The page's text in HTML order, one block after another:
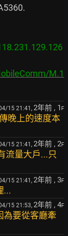
M.1
15 21:41, 2年前 , 1 F
晚上的速度本
15 21:41, 2年前 , 2F
流量大戶...只
15 21:41, 2年前 , 3F
...
15 21:53, 2年前 , 4F
為要從客廳牽